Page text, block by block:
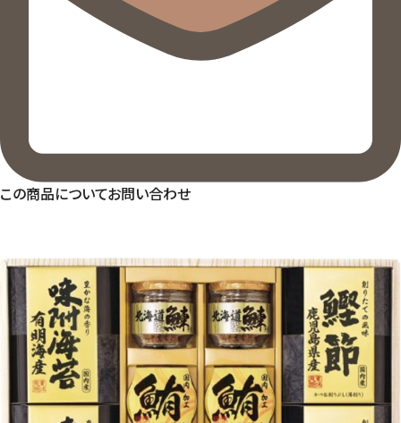
この商品についてお問い合わせ